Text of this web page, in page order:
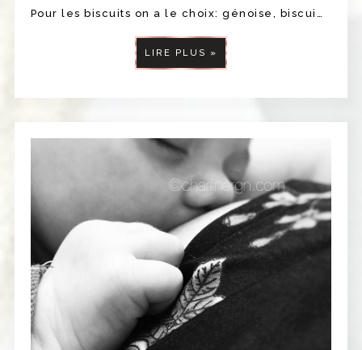
Pour les biscuits on a le choix: génoise, biscui…
LIRE PLUS »